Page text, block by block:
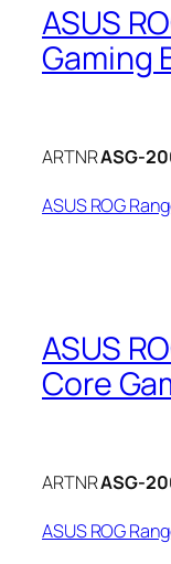
ASUS
Gaming
ARTNRASG-
ASUS ROG
ASUS
Core
ARTNRASG-
ASUS ROG